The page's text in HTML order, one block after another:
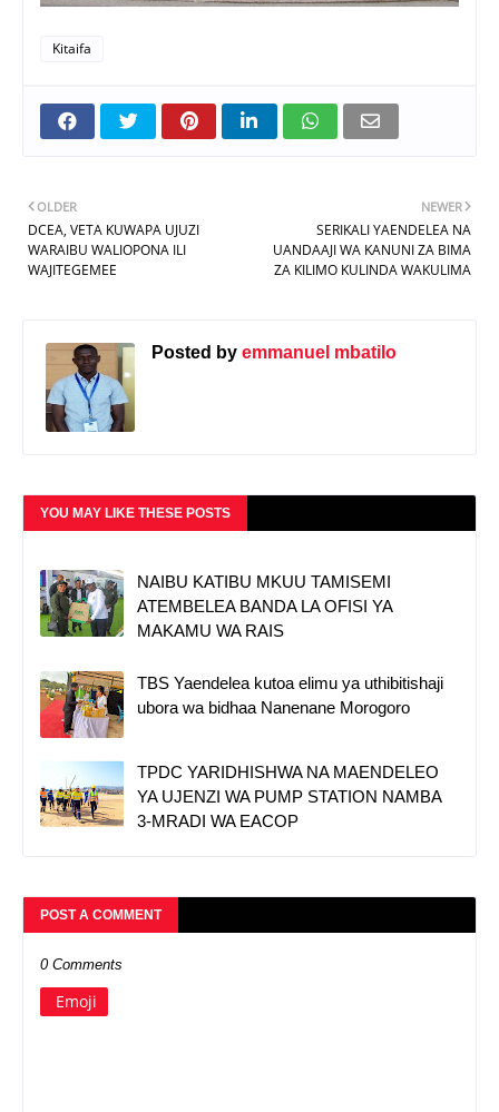
Kitaifa
NEWER
SERIKALI YAENDELEA NA
UANDAAJI WA KANUNI ZA BIMA
ZA KILIMO KULINDA WAKULIMA
OLDER
DCEA, VETA KUWAPA UJUZI
WARAIBU WALIOPONA ILI
WAJITEGEMEE
Posted by emmanuel mbatilo
YOU MAY LIKE THESE POSTS
NAIBU KATIBU MKUU TAMISEMI
ATEMBELEA BANDA LA OFISI YA
MAKAMU WA RAIS
TBS Yaendelea kutoa elimu ya uthibitishaji
ubora wa bidhaa Nanenane Morogoro
TPDC YARIDHISHWA NA MAENDELEO
YA UJENZI WA PUMP STATION NAMBA
3-MRADI WA EACOP
POST A COMMENT
0 Comments
Emoji